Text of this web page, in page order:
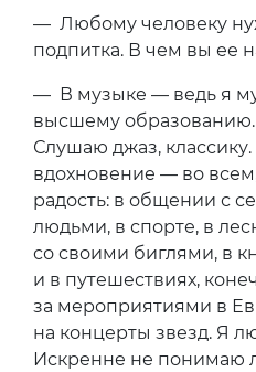
— Любому человеку
подпитка. В чем вы ее
— В музыке — ведь я
высшему
Слушаю джаз,
вдохновение — во
радость: в общении с
людьми, в спорте, в
со своими биглями, в
и в путешествиях,
за мероприятиями в
на концерты звезд. Я
Искренне не понимаю